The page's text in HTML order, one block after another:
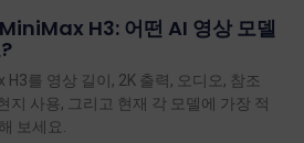
H3: 어떤 AI 영상 모델
를 영상 길이, 2K 출력, 오디오, 참조
지 사용, 그리고 현재 각 모델에 가장 적
보세요.